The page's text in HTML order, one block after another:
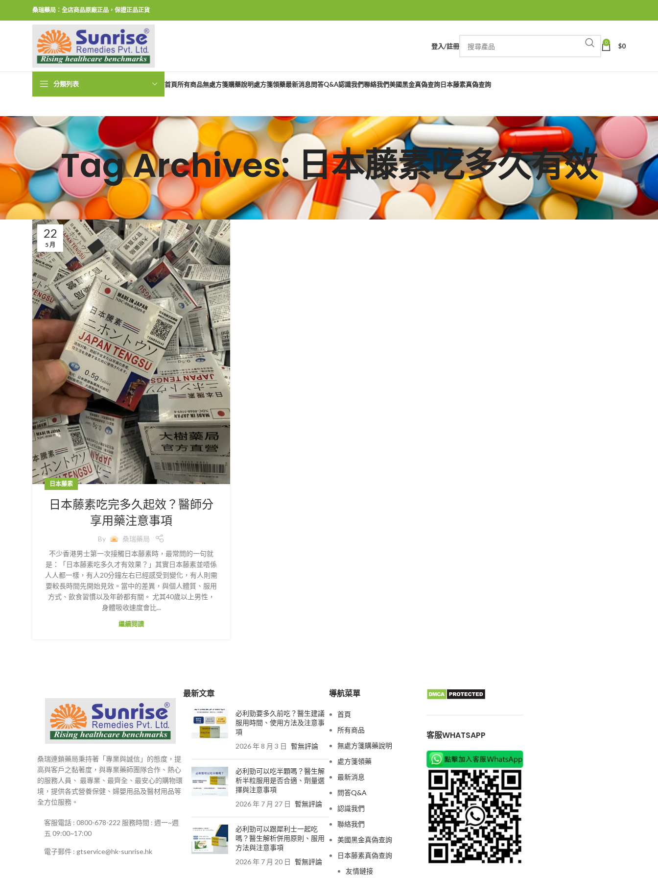
桑瑞藥局：全店商品原廠正品，保證正品正貨
登入/註冊 0 $0
分類列表 首頁所有商品無處方箋購藥說明處方箋領藥最新消息問答Q&A認識我們聯絡我們美國黑金真偽查詢日本藤素真偽查詢
Tag Archives: 日本藤素吃多久有效
22
5 月
日本藤素
日本藤素吃完多久起效？醫師分
享用藥注意事項
By
桑瑞藥局
不少香港男士第一次接觸日本藤素時，最常問的一句就
是：「日本藤素吃多久才有效果？」其實日本藤素並唔係
人人都一樣，有人20分鐘左右已經感受到變化，有人則需
要較長時間先開始見效。當中的差異，與個人體質、服用
方式、飲食習慣以及年齡都有關。 尤其40歲以上男性，
身體吸收速度會比...
繼續閱讀
桑瑞連鎖藥局秉持著「專業與誠信」的態度，提
高與客戶之黏著度，與專業藥師團隊合作、熱心
的服務人員、 最專業、最齊全、最安心的購物環
境，提供各式營養保健、婦嬰用品及醫材用品等
全方位服務。
客服電話 : 0800-678-222 服務時間 : 週一~週
五 09:00~17:00
電子郵件 : gtservice@hk-sunrise.hk
最新文章
必利勁要多久前吃？醫生建議
服用時間、使用方法及注意事
項
2026 年 8 月 3 日 暫無評論
必利勁可以吃半顆嗎？醫生解
析半粒服用是否合適、劑量選
擇與注意事項
2026 年 7 月 27 日 暫無評論
必利勁可以跟犀利士一起吃
嗎？醫生解析併用原則、服用
方法與注意事項
2026 年 7 月 20 日 暫無評論
導航菜單
首頁
所有商品
無處方箋購藥說明
處方箋領藥
最新消息
問答Q&A
認識我們
聯絡我們
美國黑金真偽查詢
日本藤素真偽查詢
友情鏈接
客服WHATSAPP